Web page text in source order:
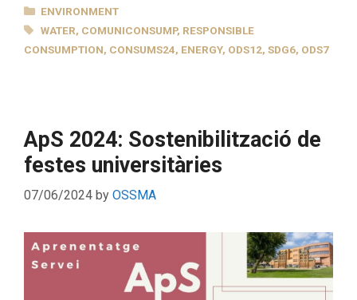
CATEGORIES
ENVIRONMENT
TAGS
WATER, COMUNICONSUMP, RESPONSIBLE
CONSUMPTION, CONSUMS24, ENERGY, ODS12, SDG6, ODS7
ApS 2024: Sostenibilització de
festes universitàries
07/06/2024 by OSSMA